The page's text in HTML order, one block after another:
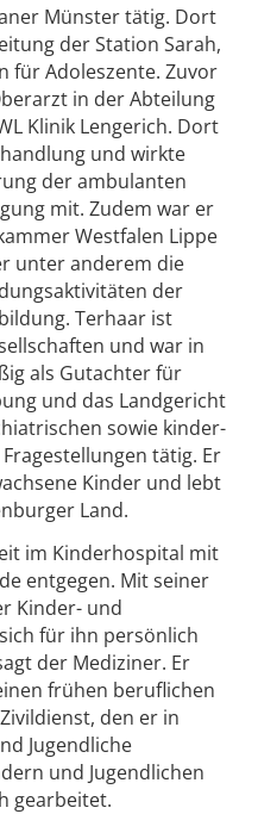
Münster tätig. Dort
der Station Sarah,
für Adoleszente. Zuvor
in der Abteilung
Klinik Lengerich. Dort
und wirkte
der ambulanten
mit. Zudem war er
Westfalen Lippe
unter anderem die
der
Terhaar ist
und war in
als Gutachter für
und das Landgericht
sowie kinder-
tätig. Er
Kinder und lebt
Land.
im Kinderhospital mit
entgegen. Mit seiner
Kinder- und
für ihn persönlich
der Mediziner. Er
frühen beruflichen
den er in
Jugendliche
und Jugendlichen
gearbeitet.